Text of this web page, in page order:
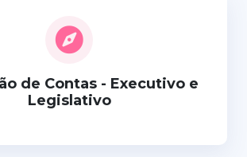
de Contas - Executivo e
Legislativo